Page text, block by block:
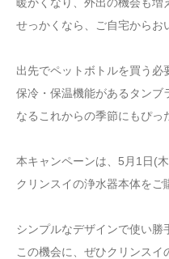
せっかくなら、ご自宅からお
出先でペットボトルを買う必
保冷・保温機能があるタンブ
なるこれからの季節にもぴっ
本キャンペーンは、5月1日(
クリンスイの浄水器本体をご
シンプルなデザインで使い勝
この機会に、ぜひクリンスイ